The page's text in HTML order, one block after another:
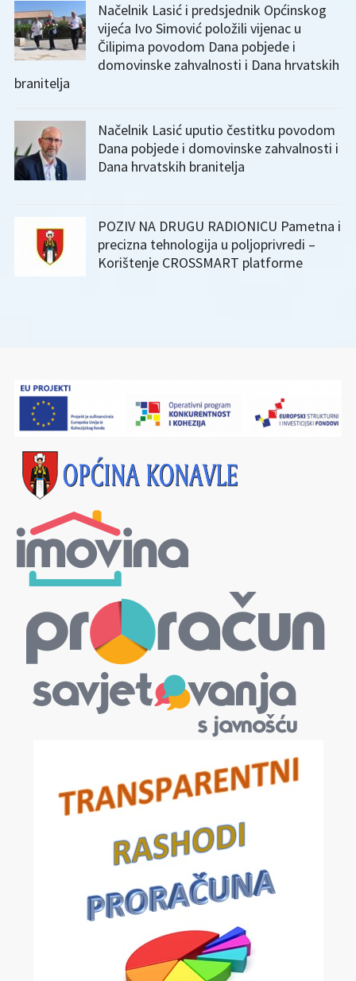
Načelnik Lasić i predsjednik Općinskog
vijeća Ivo Simović položili vijenac u
Čilipima povodom Dana pobjede i
domovinske zahvalnosti i Dana hrvatskih
branitelja
Načelnik Lasić uputio čestitku povodom
Dana pobjede i domovinske zahvalnosti i
Dana hrvatskih branitelja
POZIV NA DRUGU RADIONICU Pametna i
precizna tehnologija u poljoprivredi –
Korištenje CROSSMART platforme